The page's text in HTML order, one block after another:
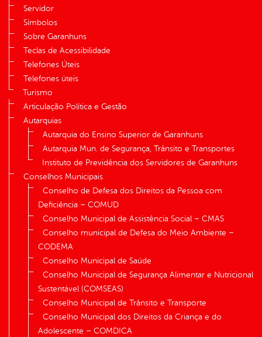
Servidor
Símbolos
Sobre Garanhuns
Teclas de Acessibilidade
Telefones Úteis
Telefones úteis
Turismo
Articulação Política e Gestão
Autarquias
Autarquia do Ensino Superior de Garanhuns
Autarquia Mun. de Segurança, Trânsito e Transportes
Instituto de Previdência dos Servidores de Garanhuns
Conselhos Municipais
Conselho de Defesa dos Direitos da Pessoa com
Deficiência – COMUD
Conselho Municipal de Assistência Social – CMAS
Conselho municipal de Defesa do Meio Ambiente –
CODEMA
Conselho Municipal de Saúde
Conselho Municipal de Segurança Alimentar e Nutricional
Sustentável (COMSEAS)
Conselho Municipal de Trânsito e Transporte
Conselho Municipal dos Direitos da Criança e do
Adolescente – COMDICA